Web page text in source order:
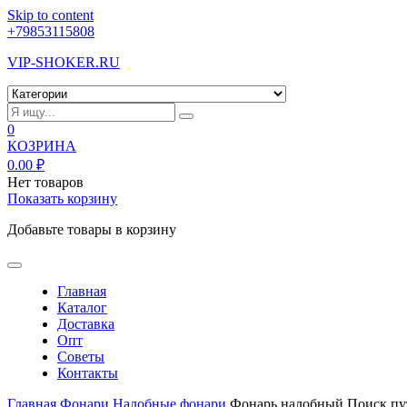
Skip to content
+79853115808
VIP-SHOKER.RU
0
КОЗРИНА
0.00 ₽
Нет товаров
Показать корзину
Добавьте товары в корзину
Главная
Каталог
Доставка
Опт
Советы
Контакты
Главная Фонари Налобные фонари Фонарь налобный Поиск